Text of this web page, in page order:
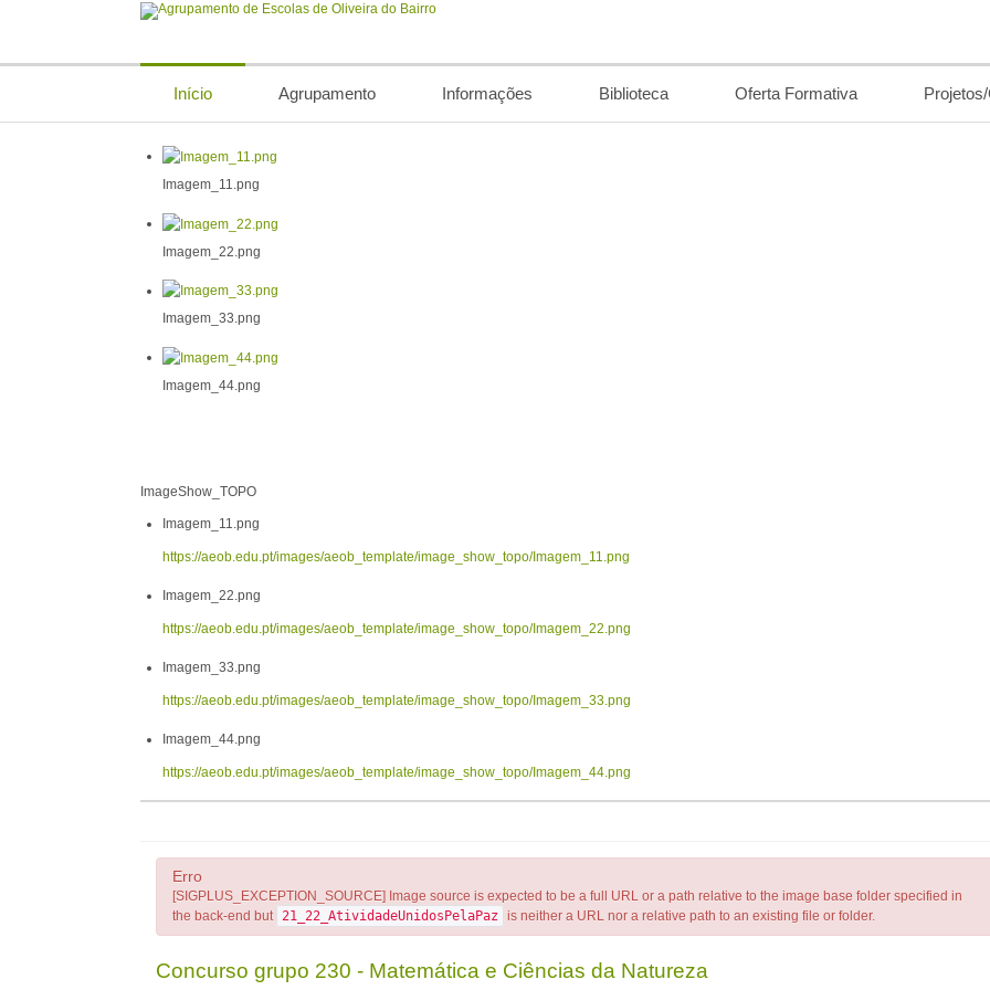
Início Agrupamento Informações Biblioteca Oferta Formativa
Imagem_11.png
Imagem_22.png
Imagem_33.png
Imagem_44.png
ImageShow_TOPO
Imagem_11.png
https://aeob.edu.pt/images/aeob_template/image_show_topo/Imagem_11.png
Imagem_22.png
https://aeob.edu.pt/images/aeob_template/image_show_topo/Imagem_22.png
Imagem_33.png
https://aeob.edu.pt/images/aeob_template/image_show_topo/Imagem_33.png
Imagem_44.png
https://aeob.edu.pt/images/aeob_template/image_show_topo/Imagem_44.png
Erro
[SIGPLUS_EXCEPTION_SOURCE] Image source is expected to be a full URL or a path relative to the image base folder specified in
the back-end but 21_22_AtividadeUnidosPelaPaz is neither a URL nor a relative path to an existing file or folder.
Concurso grupo 230 - Matemática e Ciências da Natureza